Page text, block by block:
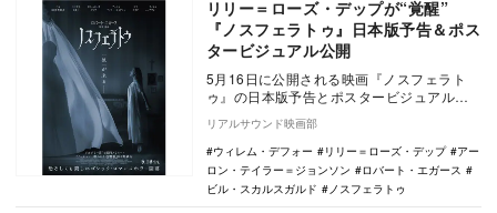
リリー＝ローズ・デップが“覚醒”
『ノスフェラトゥ』日本版予告＆ポス
タービジュアル公開
5月16日に公開される映画『ノスフェラト
ゥ』の日本版予告とポスタービジュアルが
公開された。 本作は、『ウィッチ』『ラ
イトハウ…
リアルサウンド映画部
ウィレム・デフォー
リリー＝ローズ・デップ
アー
ロン・テイラー＝ジョンソン
ロバート・エガース
ビル・スカルスガルド
ノスフェラトゥ